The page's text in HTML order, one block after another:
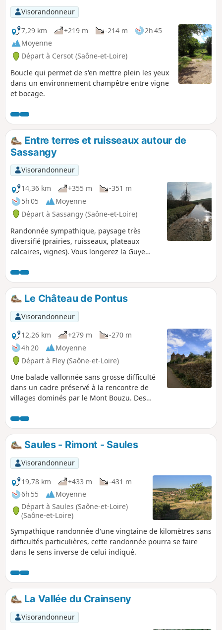
Visorandonneur
7,29 km
+219 m -214 m
2h 45
Moyenne
Départ à Cersot (Saône-et-Loire)
Boucle qui permet de s'en mettre plein les yeux
dans un environnement champêtre entre vigne
et bocage.
Entre terres et ruisseaux autour de
Sassangy
Visorandonneur
14,36 km
+355 m
-351 m
5h 05
Moyenne
Départ à Sassangy (Saône-et-Loire)
Randonnée sympathique, paysage très
diversifié (prairies, ruisseaux, plateaux
calcaires, vignes). Vous longerez la Guye
vers Montagny-lès-Buxy avec un retour par
le Mont Brogny après avoir traversé le
village de Bissey-sous-Cruchaud. À faire
plutôt sur la période de septembre à mai
pour éviter les grosses chaleurs, très peu
d'ombre. Possibilité de la faire à la lampe
frontale en été c'est très agréable.
Le Château de Pontus
Visorandonneur
12,26 km
+279 m
-270 m
4h 20
Moyenne
Départ à Fley (Saône-et-Loire)
Une balade vallonnée sans grosse difficulté
dans un cadre préservé à la rencontre de
villages dominés par le Mont Bouzu. Des
notamment un plan large sur le Mont Saint-
Vincent et un passage au Château de
Pontus-de-Thyard.
Saules - Rimont - Saules
Visorandonneur
19,78 km
+433 m
-431 m
6h 55
Moyenne
Départ à Saules (Saône-et-Loire)
(Saône-et-Loire)
Sympathique randonnée d'une vingtaine de kilomètres sans
difficultés particulières, cette randonnée pourra se faire
dans le sens inverse de celui indiqué.
La Vallée du Crainseny
Visorandonneur